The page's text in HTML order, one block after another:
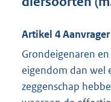
Artikel 4 Aanvrager
Grondeigenaren
eigendom dan wel
zeggenschap